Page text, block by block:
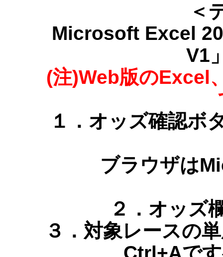
＜
Microsoft Excel
V1
(注)Web版のExcel
１．オッズ確認ボ
ブラウザは
２．オッズ
３．対象レースの